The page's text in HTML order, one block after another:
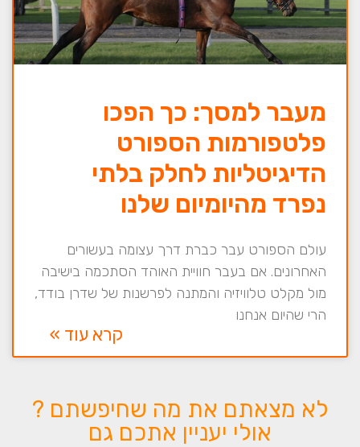
מעבר למסך: כך הפכו
פלטפורמות הספורט
הדיגיטליות לחלק בלתי
נפרד מהיומיום שלנו
עולם הספורט עבר כברת דרך עצומה בעשורים
האחרונים. אם בעבר חוויית האוהד הסתכמה בישיבה
מול מקלט טלוויזיה והמתנה לפרשנות של שדרן בודד,
הרי שהיום אנחנו
קרא עוד »
לא מצאתם את מה שחיפשתם ?
אולי יעניין אתכם גם